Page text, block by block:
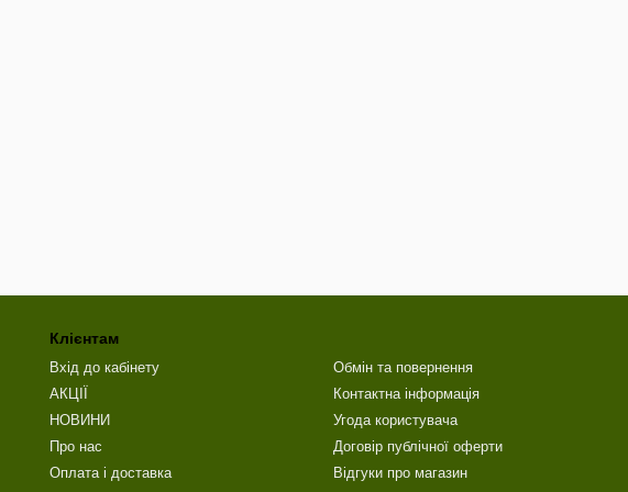
Клієнтам
Вхід до кабінету
АКЦІЇ
НОВИНИ
Про нас
Оплата і доставка
Обмін та повернення
Контактна інформація
Угода користувача
Договір публічної оферти
Відгуки про магазин